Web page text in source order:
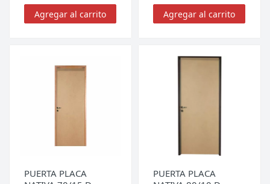
Agregar al carrito Agregar al carrito
PUERTA PLACA
PUERTA PLACA